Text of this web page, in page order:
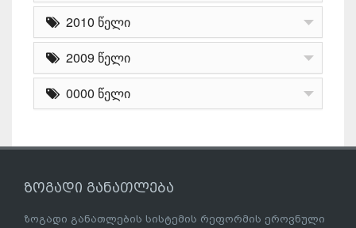
2010 წელი
2009 წელი
0000 წელი
ზოგადი განათლება
ზოგადი განათლების სისტემის რეფორმის ეროვნული